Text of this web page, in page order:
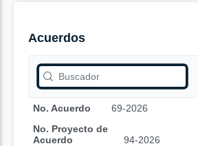
Acuerdos
No. Acuerdo
69-2026
No. Proyecto de
Acuerdo
94-2026